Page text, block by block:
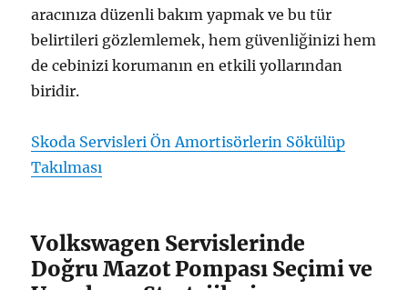
aracınıza düzenli bakım yapmak ve bu tür
belirtileri gözlemlemek, hem güvenliğinizi hem
de cebinizi korumanın en etkili yollarından
biridir.
Skoda Servisleri Ön Amortisörlerin Sökülüp
Takılması
Volkswagen Servislerinde
Doğru Mazot Pompası Seçimi ve